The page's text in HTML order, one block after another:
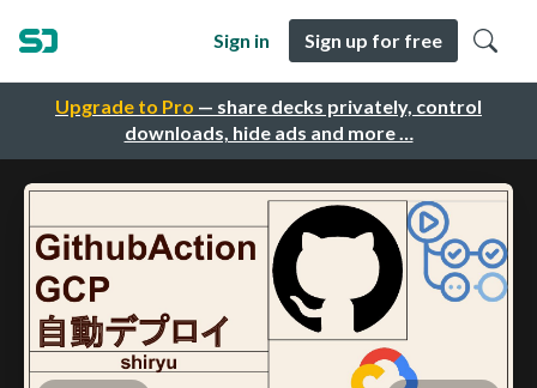
Upgrade to Pro — share decks privately, control
downloads, hide ads and more …
Sign in Sign up for free